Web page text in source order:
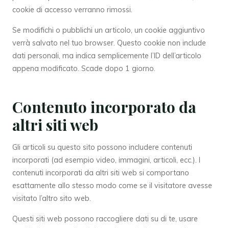
cookie di accesso verranno rimossi.
Se modifichi o pubblichi un articolo, un cookie aggiuntivo
verrà salvato nel tuo browser. Questo cookie non include
dati personali, ma indica semplicemente l’ID dell’articolo
appena modificato. Scade dopo 1 giorno.
Contenuto incorporato da
altri siti web
Gli articoli su questo sito possono includere contenuti
incorporati (ad esempio video, immagini, articoli, ecc.). I
contenuti incorporati da altri siti web si comportano
esattamente allo stesso modo come se il visitatore avesse
visitato l’altro sito web.
Questi siti web possono raccogliere dati su di te, usare